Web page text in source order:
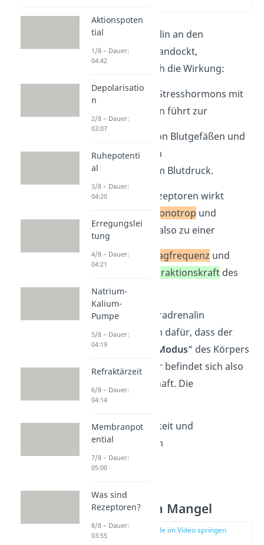
Wenn Noradrenalin an den
Adrenozeptoren andockt,
unterscheidet sich die Wirkung:
Der Kontakt des Stresshormons mit
α-Adrenozeptoren führt zur
Verengung von Blutgefäßen und
infolgedessen
zu steigendem Blutdruck.
An den β-Adrenozeptoren wirkt
chronotrop und
inotrop. Es führt also zu einer
höheren Schlagfrequenz und
höheren Kontraktionskraftdes
Herzen.
Insgesamt ist Noradrenalin
mitverantwortlich dafür, dass der
Fight-or-Flight-Modus“ des Körpers
ausgelöst wird, er befindet sich also
in Alarmbereitschaft. Die
Aufmerksamkeit und
Konzentration
wird erhöht.
Noradrenalin Mangel
zur Stelle im Video springen
Aktionspoten
tial
1/8 – Dauer:
04:42
Depolarisatio
n
2/8 – Dauer:
03:07
Ruhepotenti
al
3/8 – Dauer:
04:20
Erregungslei
tung
4/8 – Dauer:
04:21
Natrium-
Kalium-
Pumpe
5/8 – Dauer:
04:19
Refraktärzeit
6/8 – Dauer:
04:14
Membranpot
ential
7/8 – Dauer:
05:00
Was sind
Rezeptoren?
8/8 – Dauer:
03:55